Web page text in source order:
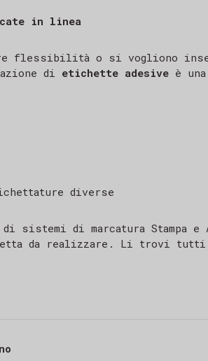
in linea
flessibilità o si vogliono
di etichette adesive è
diverse
sistemi di marcatura Stampa
da realizzare. Li trovi tutti